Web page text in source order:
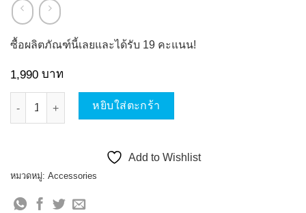
ซื้อผลิตภัณฑ์นี้เลยและได้รับ 19 คะแนน!
1,990 บาท
จำนวน Acer 3D Glasses E4w White (2 pcs in box) ชิ้น
หยิบใส่ตะกร้า
Add to Wishlist
หมวดหมู่: Accessories